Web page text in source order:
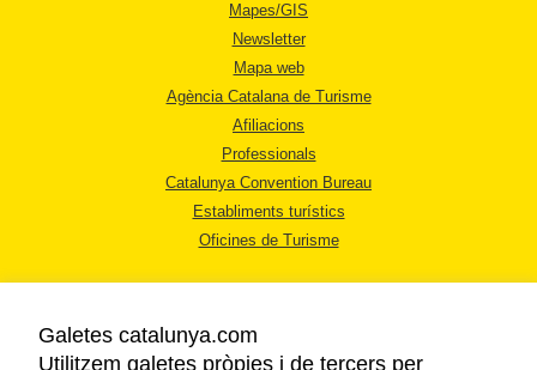
Mapes/GIS
Newsletter
Mapa web
Agència Catalana de Turisme
Afiliacions
Professionals
Catalunya Convention Bureau
Establiments turístics
Oficines de Turisme
Galetes catalunya.com
Utilitzem galetes pròpies i de tercers per